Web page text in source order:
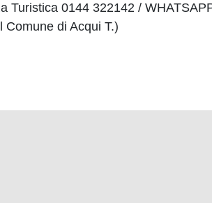
Turistica 0144 322142 /
Comune di Acqui T.)